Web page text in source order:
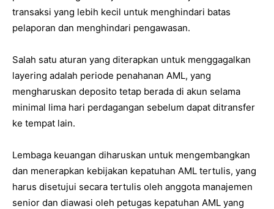
transaksi yang lebih kecil untuk menghindari batas
pelaporan dan menghindari pengawasan.
Salah satu aturan yang diterapkan untuk menggagalkan
layering adalah periode penahanan AML, yang
mengharuskan deposito tetap berada di akun selama
minimal lima hari perdagangan sebelum dapat ditransfer
ke tempat lain.
Lembaga keuangan diharuskan untuk mengembangkan
dan menerapkan kebijakan kepatuhan AML tertulis, yang
harus disetujui secara tertulis oleh anggota manajemen
senior dan diawasi oleh petugas kepatuhan AML yang